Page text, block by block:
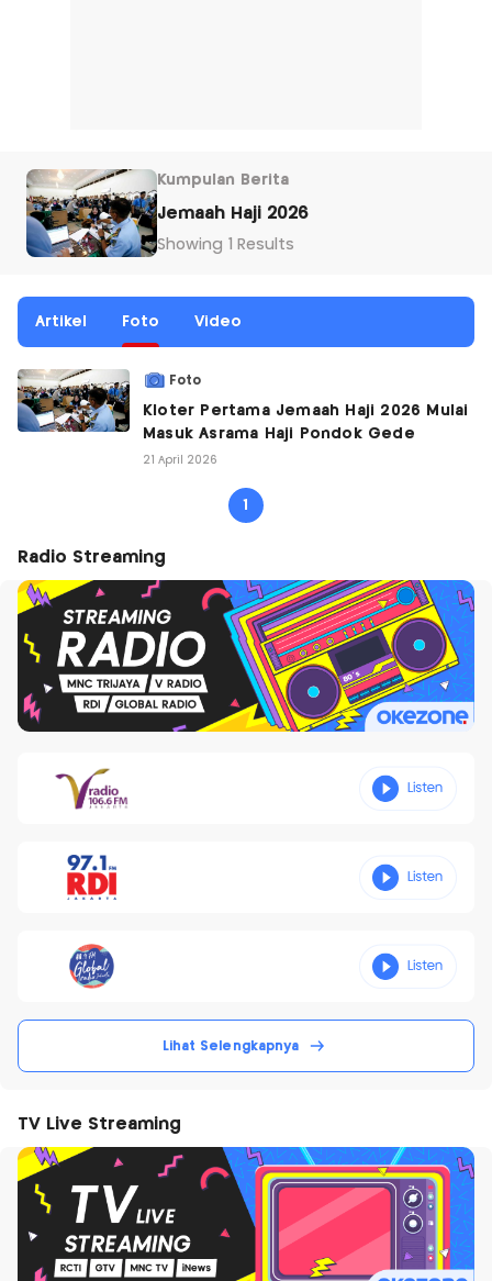
Kumpulan Berita
Jemaah Haji 2026
Showing 1 Results
Artikel Foto Video
Foto
Kloter Pertama Jemaah Haji 2026 Mulai
Masuk Asrama Haji Pondok Gede
21 April 2026
1
Radio Streaming
Lihat Selengkapnya
TV Live Streaming